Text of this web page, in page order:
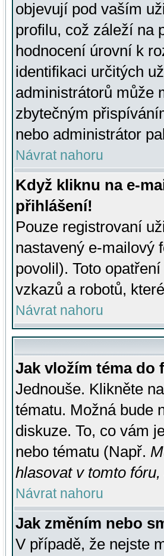
objevují pod vaším
profilu, což záleží na
hodnocení úrovní k
identifikaci určitých
administrátorů může
zbytečným
nebo administrátor
Návrat nahoru
Když kliknu na e-
přihlášení!
Pouze registrovaní
nastavený e-mailový
povolil). Toto
vzkazů a robotů,
Návrat nahoru
Jak vložím téma do
Jednouše. Klikněte
tématu. Možná bude
diskuze. To, co vám
nebo tématu (Např.
hlasovat v tomto fóru,
Návrat nahoru
Jak změním nebo
V případě, že nejste